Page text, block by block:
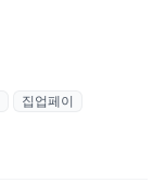
집업페이